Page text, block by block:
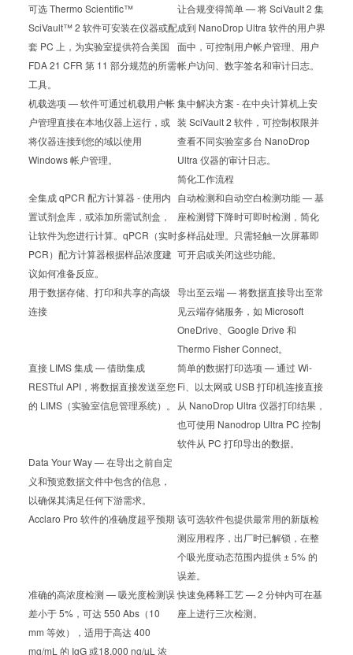
可选 Thermo Scientific™
SciVault™ 2 软件可安装在仪器或配
套 PC 上，为实验室提供符合美国
FDA 21 CFR 第 11 部分规范的所需
工具。
让合规变得简单 — 将 SciVault 2 集
成到 NanoDrop Ultra 软件的用户界
面中，可控制用户帐户管理、用户
帐户访问、数字签名和审计日志。
机载选项 — 软件可通过机载用户帐
户管理直接在本地仪器上运行，或
将仪器连接到您的域以使用
Windows 帐户管理。
集中解决方案 - 在中央计算机上安
装 SciVault 2 软件，可控制权限并
查看不同实验室多台 NanoDrop
Ultra 仪器的审计日志。
简化工作流程
全集成 qPCR 配方计算器 - 使用内
置试剂盒库，或添加所需试剂盒，
让软件为您进行计算。qPCR（实时
PCR）配方计算器根据样品浓度建
议如何准备反应。
自动检测和自动空白检测功能 — 基
座检测臂下降时可即时检测，简化
多样品处理。只需轻触一次屏幕即
可开启或关闭这些功能。
用于数据存储、打印和共享的高级
连接
导出至云端 — 将数据直接导出至常
见云端存储服务，如 Microsoft
OneDrive、Google Drive 和
Thermo Fisher Connect。
直接 LIMS 集成 — 借助集成
RESTful API，将数据直接发送至您
的 LIMS（实验室信息管理系统）。
简单的数据打印选项 — 通过 Wi-
Fi、以太网或 USB 打印机连接直接
从 NanoDrop Ultra 仪器打印结果，
也可使用 Nanodrop Ultra PC 控制
软件从 PC 打印导出的数据。
Data Your Way — 在导出之前自定
义和预览数据文件中包含的信息，
以确保其满足任何下游需求。
Acclaro Pro 软件的准确度超乎预期 该可选软件包提供最常用的新版检
测应用程序，出厂时已解锁，在整
个吸光度动态范围内提供 ± 5% 的
误差。
准确的高浓度检测 — 吸光度检测误
差小于 5%，可达 550 Abs（10
mm 等效），适用于高达 400
mg/mL 的 IgG 或18,000 ng/µL 浓
快速免稀释工艺 — 2 分钟内可在基
座上进行三次检测。